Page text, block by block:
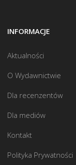
INFORMACJE
Aktualności
O Wydawnictwie
Dla recenzentów
Dla mediów
Kontakt
Polityka Prywatności